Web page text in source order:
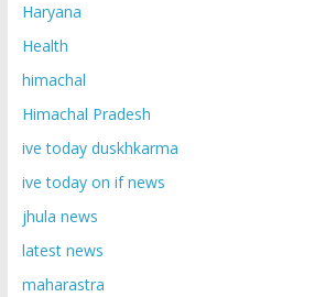
Haryana
Health
himachal
Himachal Pradesh
ive today duskhkarma
ive today on if news
jhula news
latest news
maharastra